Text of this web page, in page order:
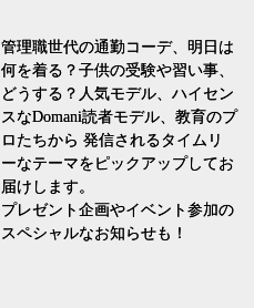
管理職世代の通勤コーデ、明日は
何を着る？子供の受験や習い事、
どうする？人気モデル、ハイセン
スなDomani読者モデル、教育のプ
ロたちから 発信されるタイムリ
ーなテーマをピックアップしてお
届けします。
プレゼント企画やイベント参加の
スペシャルなお知らせも！